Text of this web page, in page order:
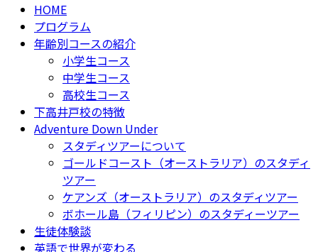
HOME
プログラム
年齢別コースの紹介
小学生コース
中学生コース
高校生コース
下高井戸校の特徴
Adventure Down Under
スタディツアーについて
ゴールドコースト（オーストラリア）のスタディ
ツアー
ケアンズ（オーストラリア）のスタディツアー
ボホール島（フィリピン）のスタディーツアー
生徒体験談
英語で世界が変わる